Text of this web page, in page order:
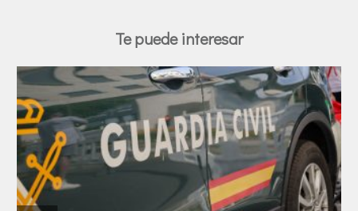
Te puede interesar